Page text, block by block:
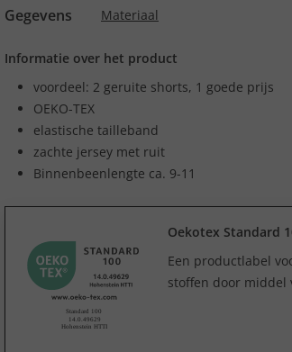
Gegevens Materiaal
Informatie over het product
voordeel: 2 geruite shorts, 1 goede prijs
OEKO-TEX
elastische tailleband
zachte jersey met ruit
Binnenbeenlengte ca. 9-11
Oekotex Standard
Een productlabel
stoffen door middel